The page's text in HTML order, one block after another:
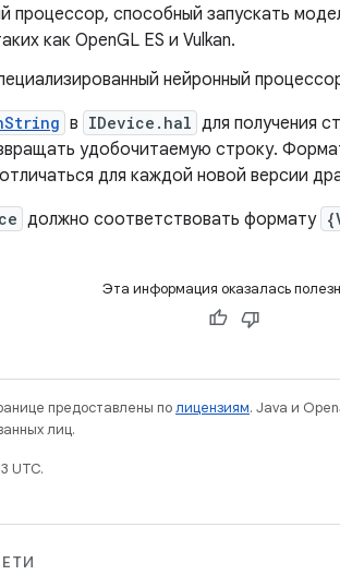
процессор, способный запускать
как OpenGL ES и Vulkan.
нейронный
в IDevice.hal для получения
удобочитаемую строку.
для каждой новой версии
должно соответствовать формату
Эта информация оказалась
предоставлены полицензиям. Java и
лиц.
UTC.